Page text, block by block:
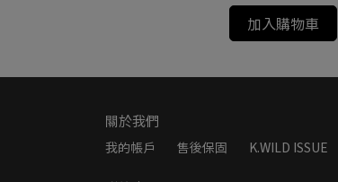
加入購物車
關於我們
我的帳戶 售後保固 K.WILD ISSUE